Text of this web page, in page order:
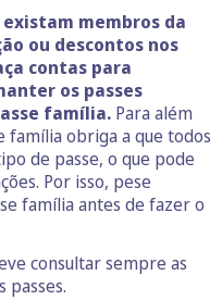
existam membros da
ou descontos nos
contas para
os passes
família. Para além
família obriga a que todos
de passe, o que pode
Por isso, pese
família antes de fazer o
consultar sempre as
passes.